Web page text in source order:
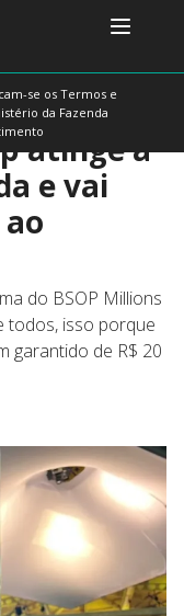
se os Termos e
da Fazenda
atinge a
e vai
do BSOP Millions
todos, isso porque
garantido de R$ 20